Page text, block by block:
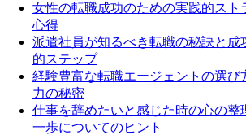
女性の転職成功のための実践的スト
心得
派遣社員が知るべき転職の秘訣と成
的ステップ
経験豊富な転職エージェントの選び
力の秘密
仕事を辞めたいと感じた時の心の整
一歩についてのヒント